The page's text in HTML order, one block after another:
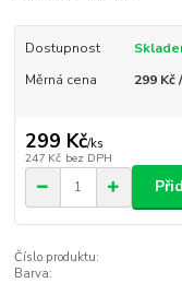
Dostupnost
Měrná cena
299 Kč
299 Kč/ks
247 Kč bez DPH
Číslo produktu:
Barva: